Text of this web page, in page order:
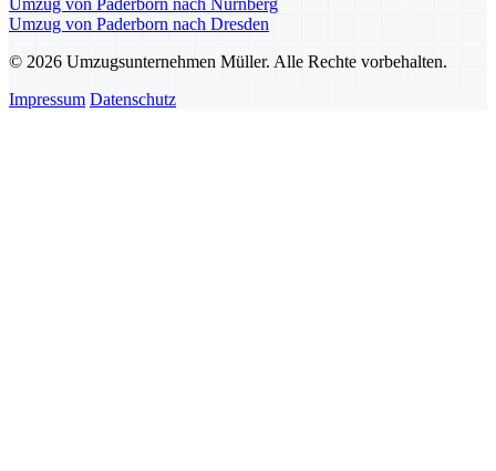
Umzug von Paderborn nach Nürnberg
Umzug von Paderborn nach Dresden
© 2026 Umzugsunternehmen Müller. Alle Rechte vorbehalten.
Impressum Datenschutz